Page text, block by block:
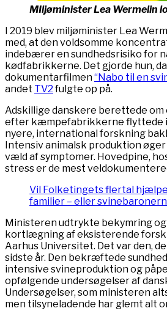
MIljøminister Lea Wermelin
I 2019 blev miljøminister Lea
med, at den voldsomme
indebærer en sundhedsrisiko for
kødfabrikkerne. Det gjorde hun,
dokumentarfilmen“Nabo til en
andet TV2fulgte op på.
Adskillige danskere berettede
efter kæmpefabrikkerne flyttede
nyere, international forskning
Intensiv animalsk produktion
væld af symptomer. Hovedpine,
stress er de mest
Vil Folketingets flertal
familier – eller
Ministeren udtrykte bekymring
kortlægning af eksisterende
Aarhus Universitet. Det var den,
sidste år. Den bekræftede
intensive svineproduktion og
opfølgende undersøgelser af
Undersøgelser, som ministeren
men tilsyneladende har glemt alt